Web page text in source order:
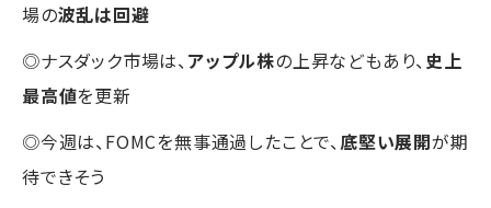
場の波乱は回避
◎ナスダック市場は、アップル株の上昇などもあり、史上
最高値を更新
◎今週は、FOMCを無事通過したことで、底堅い展開が期
待できそう